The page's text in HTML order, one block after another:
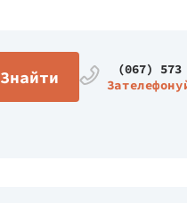
Знайти
(067) 573